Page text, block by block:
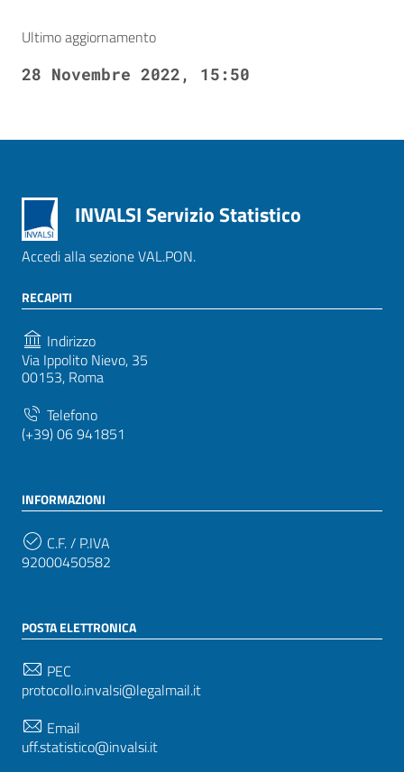
Ultimo aggiornamento
28 Novembre 2022, 15:50
INVALSI Servizio Statistico
Accedi alla sezione VAL.PON.
RECAPITI
Indirizzo
Via Ippolito Nievo, 35
00153, Roma
Telefono
(+39) 06 941851
INFORMAZIONI
C.F. / P.IVA
92000450582
POSTA ELETTRONICA
PEC
protocollo.invalsi@legalmail.it
Email
uff.statistico@invalsi.it